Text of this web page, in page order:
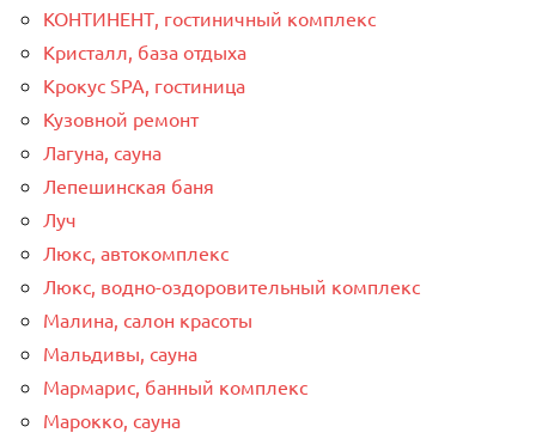
КОНТИНЕНТ, гостиничный комплекс
Кристалл, база отдыха
Крокус SPA, гостиница
Кузовной ремонт
Лагуна, сауна
Лепешинская баня
Луч
Люкс, автокомплекс
Люкс, водно-оздоровительный комплекс
Малина, салон красоты
Мальдивы, сауна
Мармарис, банный комплекс
Марокко, сауна